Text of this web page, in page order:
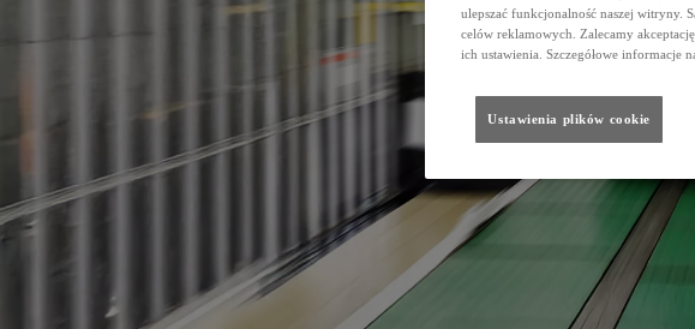
ulepszać funkcjonalność naszej witryny.
celów reklamowych. Zalecamy
ich ustawienia. Szczegółowe informacje
Ustawienia plików cookie